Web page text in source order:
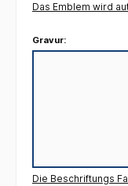
Das Emblem wird
Gravur:
Die Beschriftungs